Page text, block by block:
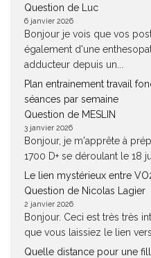
Question de Luc
6 janvier 2026
Bonjour je vois que vos
également d'une
adducteur depuis un...
Plan entrainement travail
séances par semaine
Question de MESLIN
3 janvier 2026
Bonjour, je m'apprête à
1700 D+ se déroulant le 18
Le lien mystérieux entre
Question de Nicolas Lagier
2 janvier 2026
Bonjour. Ceci est très très
que vous laissiez le lien
Quelle distance pour une